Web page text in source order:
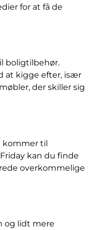
for at få de
boligtilbehør.
at kigge efter, især
der skiller sig
kommer til
kan du finde
overkommelige
og lidt mere